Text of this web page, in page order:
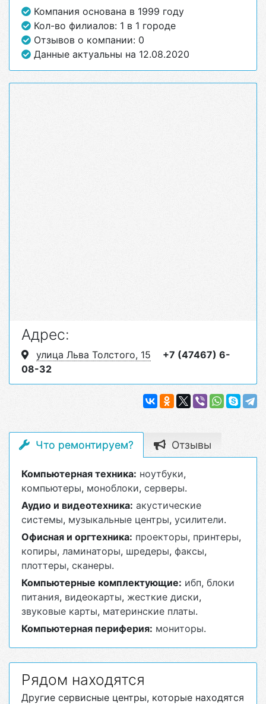
Компания основана в 1999 году
Кол-во филиалов: 1 в 1 городе
Отзывов о компании: 0
Данные актуальны на 12.08.2020
Адрес:
улица Льва Толстого, 15
+7 (47467) 6-
08-32
Что ремонтируем? Отзывы
Компьютерная техника: ноутбуки,
компьютеры, моноблоки, серверы.
Аудио и видеотехника: акустические
системы, музыкальные центры, усилители.
Офисная и оргтехника: проекторы, принтеры,
копиры, ламинаторы, шредеры, факсы,
плоттеры, сканеры.
Компьютерные комплектующие: ибп, блоки
питания, видеокарты, жесткие диски,
звуковые карты, материнские платы.
Компьютерная периферия: мониторы.
Рядом находятся
Другие сервисные центры, которые находятся